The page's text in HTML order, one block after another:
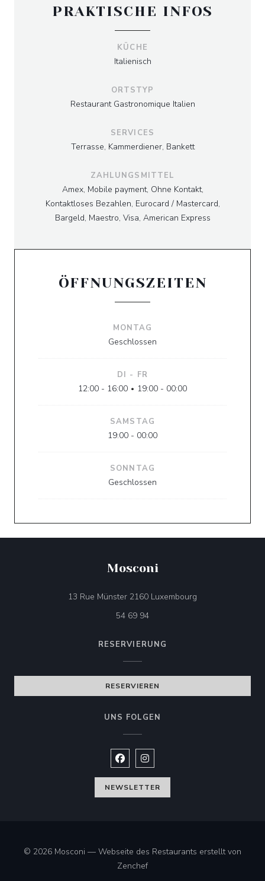
PRAKTISCHE INFOS
KÜCHE
Italienisch
ORTSTYP
Restaurant Gastronomique Italien
SERVICES
Terrasse, Kammerdiener, Bankett
ZAHLUNGSMITTEL
Amex, Mobile payment, Ohne Kontakt,
Kontaktloses Bezahlen, Eurocard / Mastercard,
Bargeld, Maestro, Visa, American Express
ÖFFNUNGSZEITEN
MONTAG
Geschlossen
DI - FR
12:00 - 16:00 • 19:00 - 00:00
SAMSTAG
19:00 - 00:00
SONNTAG
Geschlossen
Mosconi
13 Rue Münster 2160 Luxembourg
54 69 94
RESERVIERUNG
RESERVIEREN
UNS FOLGEN
Facebook ((öffnet ein neues
Instagram ((öffnet ein neues
NEWSLETTER
© 2026 Mosconi — Webseite des Restaurants erstellt von
Zenchef((öffnet ein neues Fenster))